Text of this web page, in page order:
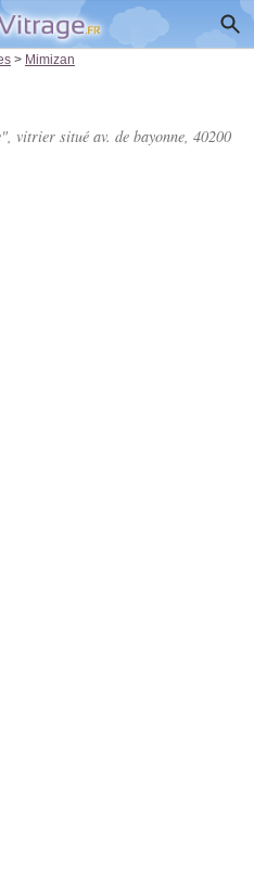
> Mimizan
vitrier situé av. de bayonne, 40200